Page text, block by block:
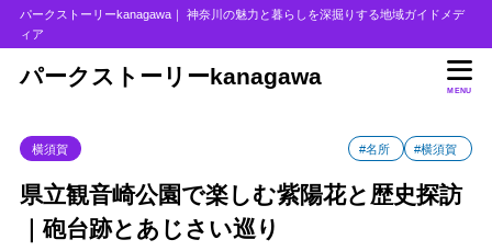
パークストーリーkanagawa｜ 神奈川の魅力と暮らしを深掘りする地域ガイドメデ
ィア
パークストーリーkanagawa
MENU
横須賀 #名所 #横須賀
県立観音崎公園で楽しむ紫陽花と歴史探訪
｜砲台跡とあじさい巡り
目次
2 観音崎の砲台跡
3 観音崎の花と緑（あじさい）
4 ふれあいの森